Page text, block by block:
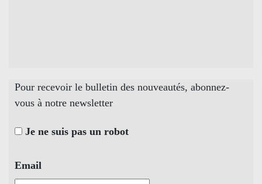
Pour recevoir le bulletin des nouveautés, abonnez-
vous à notre newsletter
Je ne suis pas un robot
Email